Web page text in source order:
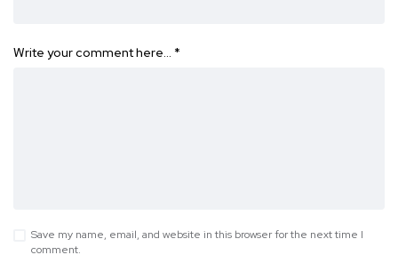
Write your comment here… *
Save my name, email, and website in this browser for the next time I
comment.